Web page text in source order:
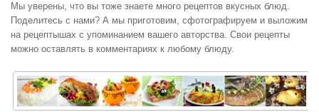
Мы уверены, что вы тоже знаете много рецептов вкусных блюд.
Поделитесь с нами? А мы приготовим, сфотографируем и выложим
на рецептышах с упоминанием вашего авторства. Свои рецепты
можно оставлять в комментариях к любому блюду.